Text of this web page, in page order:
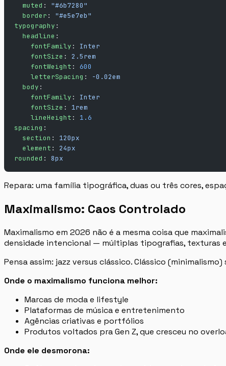
  muted
: "#6b7280"
  border
: "#e5e7eb"
typography :
  headline
:
    fontFamily
: Inter
    fontSize
: 2.5rem
    fontWeight
: 600
    letterSpacing
:
-0.02em
  body
:
    fontFamily
: Inter
    fontSize
: 1rem
    lineHeight
: 1.6
spacing :
  section
: 120px
  element
: 24px
rounded : 8px
Repara: uma família tipográfica, duas ou três cores,
Maximalismo: Caos Controlado
Maximalismo em 2026 não é a mesma coisa que
densidade intencional — múltiplas tipografias, texturas
Pensa assim: jazz versus clássico. Clássico
Onde o maximalismo funciona melhor:
Marcas de moda e lifestyle
Plataformas de música e entretenimento
Agências criativas e portfólios
Produtos voltados pra Gen Z, que cresceu no
Onde ele desmorona: